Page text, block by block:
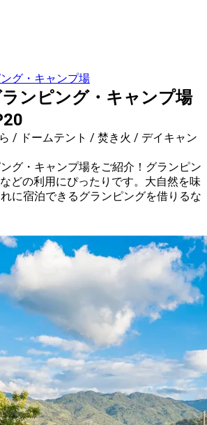
グ・キャンプ場
ンピング・キャンプ場
/ ドームテント / 焚き火 / デイキャン
グ・キャンプ場をご紹介！グランピン
どの利用にぴったりです。大自然を味
に宿泊できるグランピングを借りるな